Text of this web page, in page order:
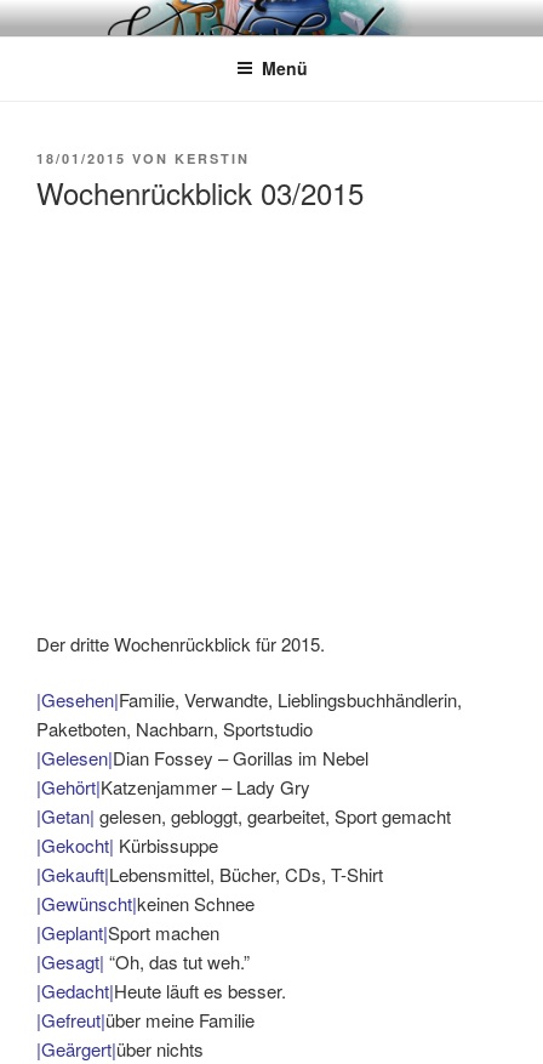
Zum
InhaltWÖRTERKATZE
Von Büchern erzählen
Menü
VERÖFFENTLICHT
18/01/2015 VON KERSTIN
Wochenrückblick 03/2015
Der dritte Wochenrückblick für 2015.
|Gesehen|Familie, Verwandte, Lieblingsbuchhändlerin,
Paketboten, Nachbarn, Sportstudio
|Gelesen|Dian Fossey – Gorillas im Nebel
|Gehört|Katzenjammer – Lady Gry
|Getan| gelesen, gebloggt, gearbeitet, Sport gemacht
|Gekocht| Kürbissuppe
|Gekauft|Lebensmittel, Bücher, CDs, T-Shirt
|Gewünscht|keinen Schnee
|Geplant|Sport machen
|Gesagt| “Oh, das tut weh.”
|Gedacht|Heute läuft es besser.
|Gefreut|über meine Familie
|Geärgert|über nichts